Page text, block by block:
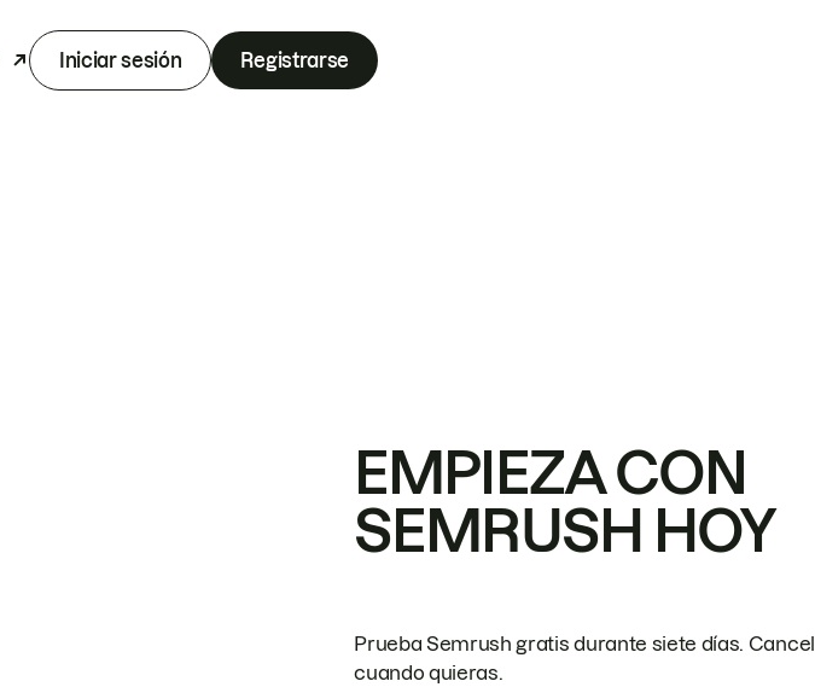
Iniciar sesión Registrarse
EMPIEZA CON
SEMRUSH HOY
Prueba Semrush gratis durante siete días.
cuando quieras.